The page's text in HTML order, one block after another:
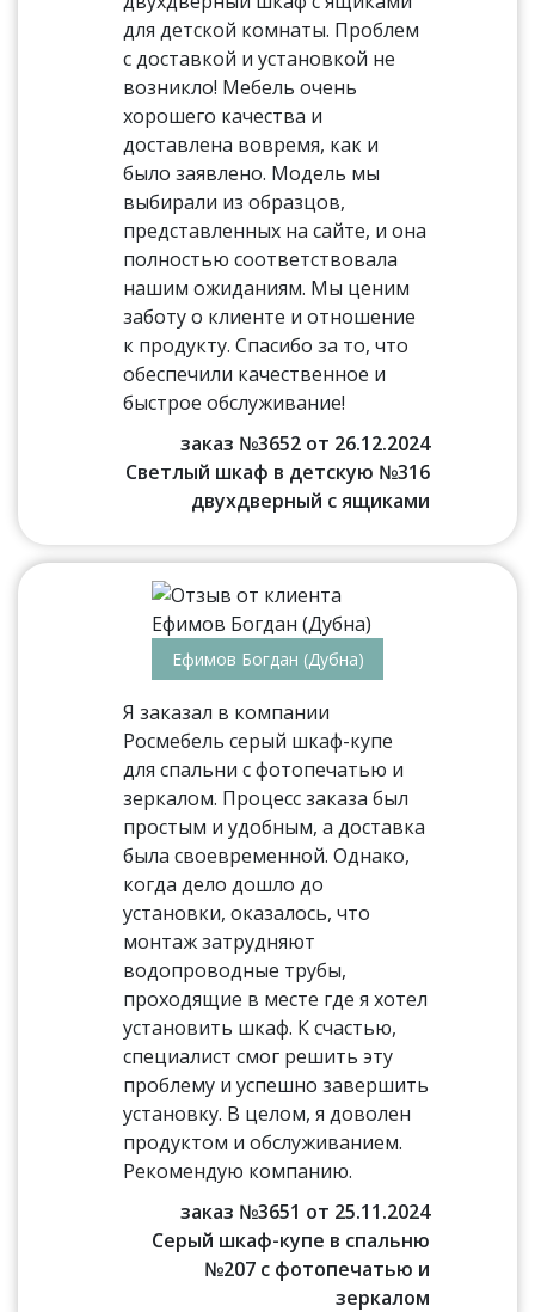
для детской комнаты. Проблем
с доставкой и установкой не
возникло! Мебель очень
хорошего качества и
доставлена вовремя, как и
было заявлено. Модель мы
выбирали из образцов,
представленных на сайте, и она
полностью соответствовала
нашим ожиданиям. Мы ценим
заботу о клиенте и отношение
к продукту. Спасибо за то, что
обеспечили качественное и
быстрое обслуживание!
заказ №3652 от 26.12.2024
Светлый шкаф в детскую №316
двухдверный с ящиками
Ефимов Богдан (Дубна)
Я заказал в компании
Росмебель серый шкаф-купе
для спальни с фотопечатью и
зеркалом. Процесс заказа был
простым и удобным, а доставка
была своевременной. Однако,
когда дело дошло до
установки, оказалось, что
монтаж затрудняют
водопроводные трубы,
проходящие в месте где я хотел
установить шкаф. К счастью,
специалист смог решить эту
проблему и успешно завершить
установку. В целом, я доволен
продуктом и обслуживанием.
Рекомендую компанию.
заказ №3651 от 25.11.2024
Серый шкаф-купе в спальню
№207 с фотопечатью и
зеркалом